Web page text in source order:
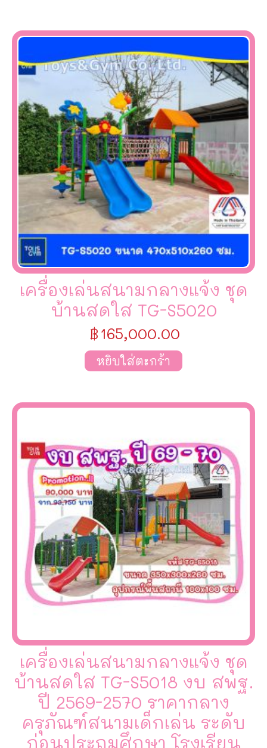
เครื่องเล่นสนามกลางแจ้ง ชุด
บ้านสดใส TG-S5020
฿165,000.00
หยิบใส่ตะกร้า
เครื่องเล่นสนามกลางแจ้ง ชุด
บ้านสดใส TG-S5018 งบ สพฐ.
ปี 2569-2570 ราคากลาง
ครุภัณฑ์สนามเด็กเล่น ระดับ
ก่อนประถมศึกษา โรงเรียน